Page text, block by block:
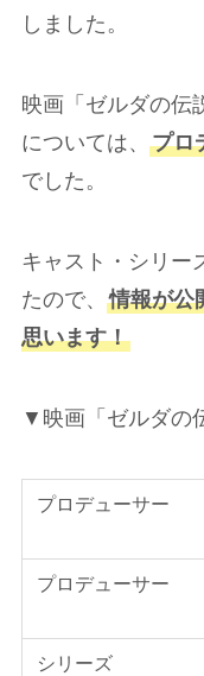
しました。
映画「ゼルダの伝
については、 プロ
でした。
キャスト・シリー
たので、 情報が公
思います！
▼映画「ゼルダの
プロデューサー
プロデューサー
シリーズ